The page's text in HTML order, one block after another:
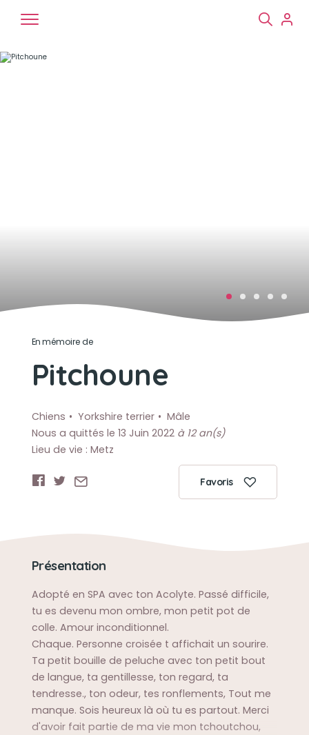
En mémoire de
Pitchoune
Chiens Yorkshire terrier
Mâle
Nous a quittés le 13 Juin 2022 à 12 an(s)
Lieu de vie : Metz
Favoris
Présentation
Adopté en SPA avec ton Acolyte. Passé difficile,
tu es devenu mon ombre, mon petit pot de
colle. Amour inconditionnel.
Chaque. Personne croisée t affichait un sourire.
Ta petit bouille de peluche avec ton petit bout
de langue, ta gentillesse, ton regard, ta
tendresse., ton odeur, tes ronflements, Tout me
manque. Sois heureux là où tu es partout. Merci
d'avoir fait partie de ma vie mon tchoutchou,